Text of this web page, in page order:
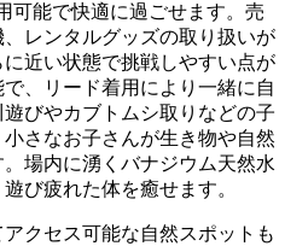
可能で快適に過ごせます。売
レンタルグッズの取り扱いが
近い状態で挑戦しやすい点が
、リード着用により一緒に自
びやカブトムシ取りなどの子
さなお子さんが生き物や自然
場内に湧くバナジウム天然水
び疲れた体を癒せます。
クセス可能な自然スポットも